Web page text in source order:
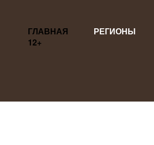
ГЛАВНАЯ
РЕГИОНЫ
12+